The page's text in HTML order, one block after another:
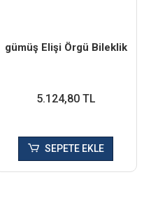
​gümüş Elişi Örgü Bileklik
5.124,80 TL
SEPETE EKLE